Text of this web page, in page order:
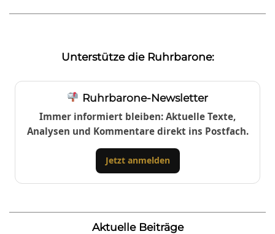
Unterstütze die Ruhrbarone:
Ruhrbarone-Newsletter
Immer informiert bleiben: Aktuelle Texte,
Analysen und Kommentare direkt ins Postfach.
Jetzt anmelden
Aktuelle Beiträge